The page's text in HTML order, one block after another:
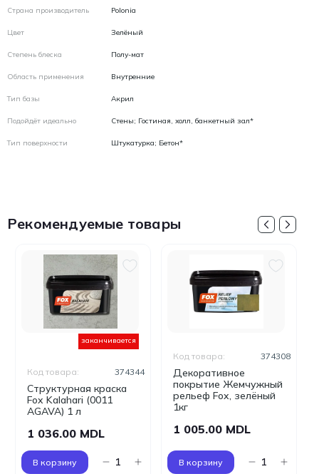
Страна производитель Polonia
Цвет Зелёный
Степень блеска Полу-мат
Область применения Внутренние
Тип базы Акрил
Подойдёт идеально Стены; Гостиная, холл, банкетный зал*
Тип поверхности Штукатурка; Бетон*
Рекомендуемые товары
заканчивается
Структурная краcка
Fox Kalahari (0011
AGAVA) 1 л
Код товара: 374344
1 036.00 MDL
В корзину
Декоративное
покрытие Жемчужный
рельеф Fox, зелёный
1кг
Код товара: 374308
1 005.00 MDL
В корзину